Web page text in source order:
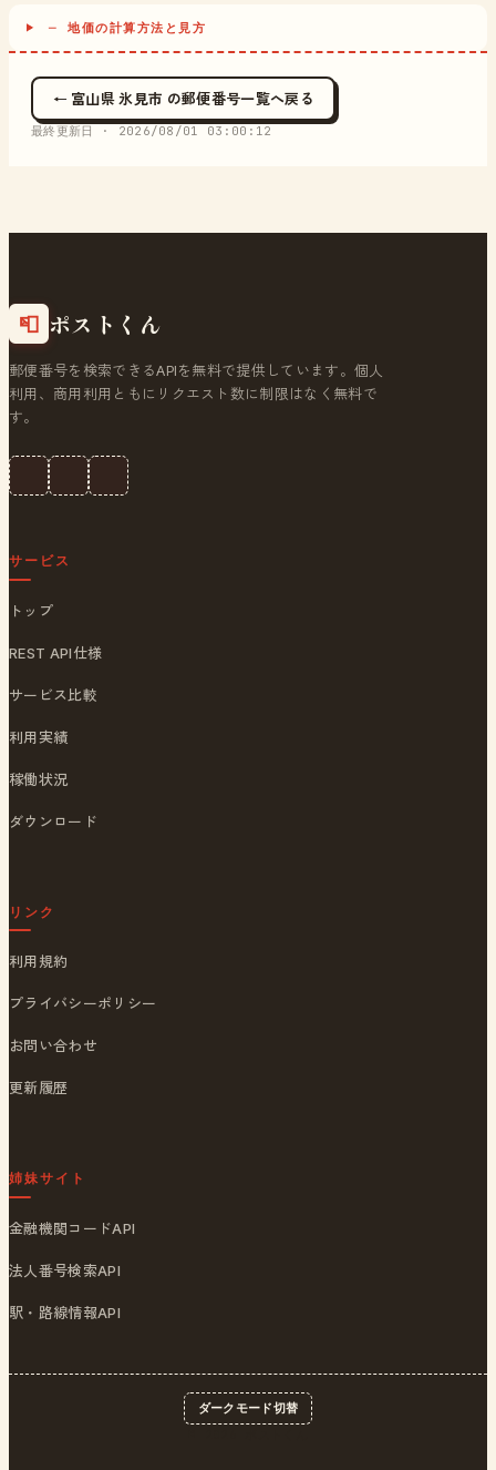
─ 地価の計算方法と見方
← 富山県 氷見市 の郵便番号一覧へ戻る
最終更新日 · 2026/08/01 03:00:12
📮 ポストくん
郵便番号を検索できるAPIを無料で提供しています。個人
利用、商用利用ともにリクエスト数に制限はなく無料で
す。
サービス
トップ
REST API仕様
サービス比較
利用実績
稼働状況
ダウンロード
リンク
利用規約
プライバシーポリシー
お問い合わせ
更新履歴
姉妹サイト
金融機関コードAPI
法人番号検索API
駅・路線情報API
ダークモード切替